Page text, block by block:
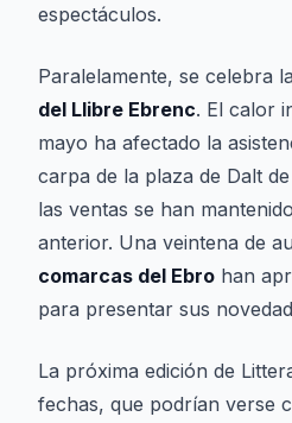
espectáculos.
Paralelamente, se celebra
del Llibre Ebrenc. El calor
mayo ha afectado la
carpa de la plaza de Dalt de
las ventas se han
anterior. Una veintena de
comarcas del Ebro han
para presentar sus
La próxima edición de
fechas, que podrían verse